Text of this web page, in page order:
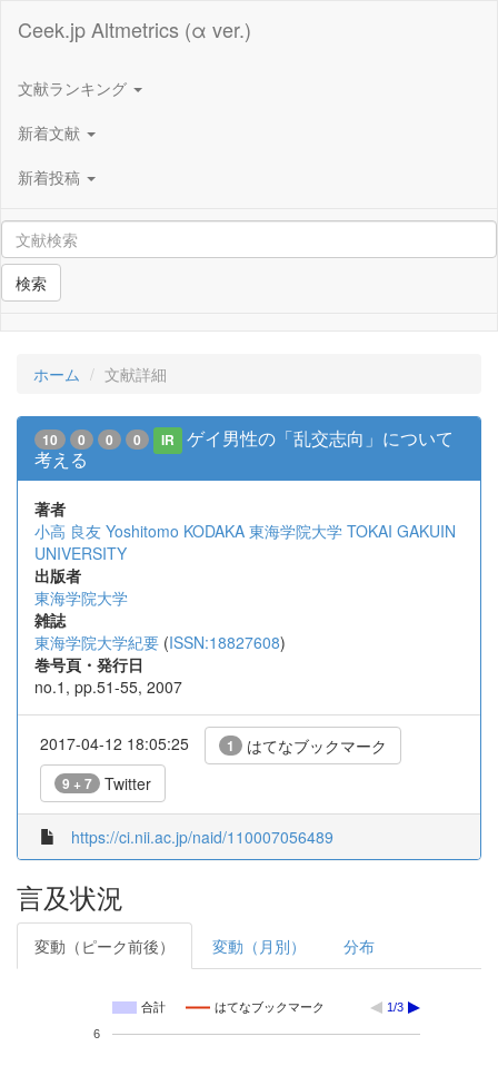
Ceek.jp Altmetrics (α ver.)
文献ランキング
新着文献
新着投稿
検索
ホーム 文献詳細
10 0 0 0 IR
ゲイ男性の「乱交志向」について
考える
著者
小高 良友 Yoshitomo KODAKA 東海学院大学 TOKAI GAKUIN
UNIVERSITY
出版者
東海学院大学
雑誌
東海学院大学紀要 (ISSN:18827608)
巻号頁・発行日
no.1, pp.51-55, 2007
2017-04-12 18:05:25 1 はてなブックマーク
9 + 7 Twitter
https://ci.nii.ac.jp/naid/110007056489
言及状況
変動（ピーク前後） 変動（月別） 分布
合計 はてなブックマーク 1/3
6